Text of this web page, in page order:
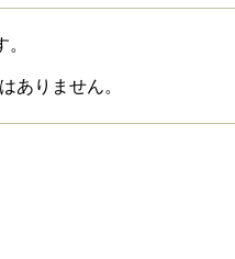
。
ありません。